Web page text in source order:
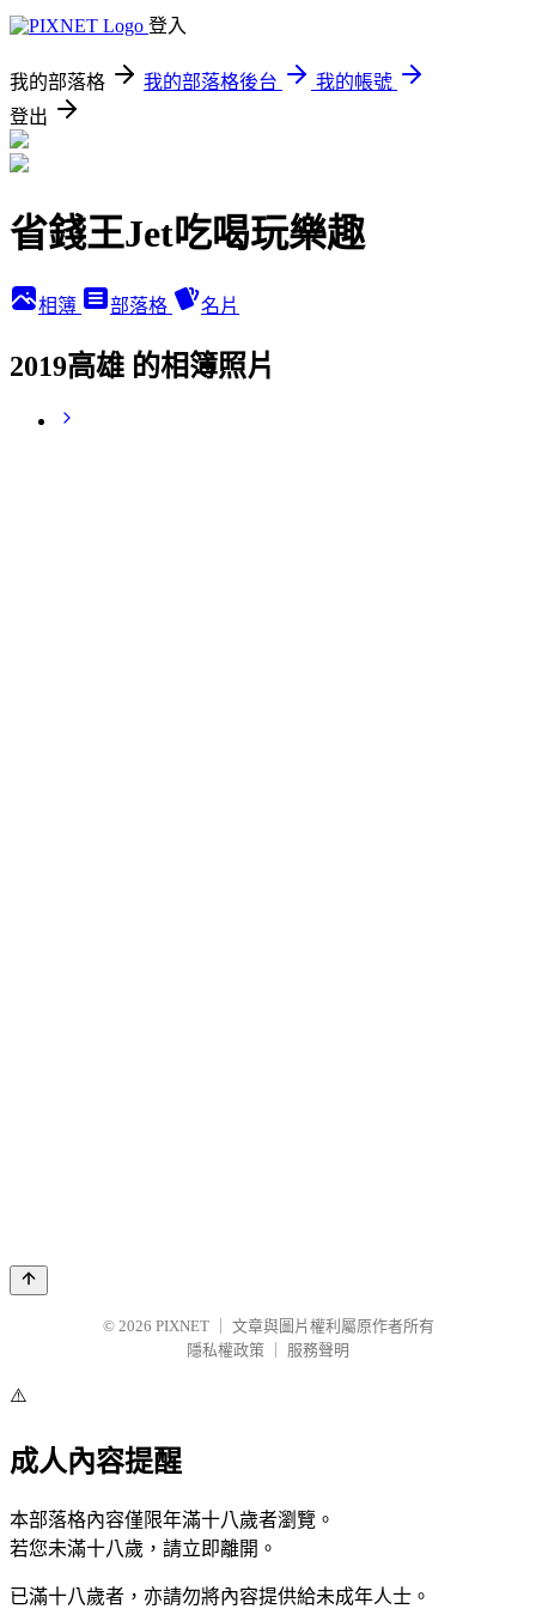
登入
我的部落格 我的部落格後台
我的帳號
登出
省錢王Jet吃喝玩樂趣
相簿 部落格 名片
2019高雄 的相簿照片
© 2026 PIXNET
文章與圖片權利屬原作者所有
隱私權政策
服務聲明
⚠️
成人內容提醒
本部落格內容僅限年滿十八歲者瀏覽。
若您未滿十八歲，請立即離開。
已滿十八歲者，亦請勿將內容提供給未成年人士。